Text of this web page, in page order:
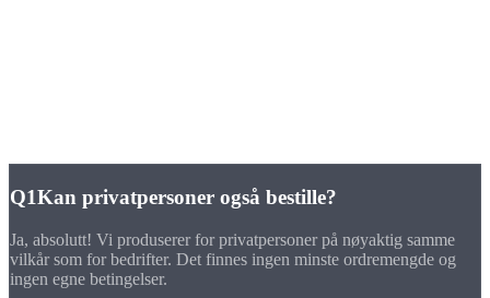
Q1Kan privatpersoner også bestille?
Ja, absolutt! Vi produserer for privatpersoner på nøyaktig samme
vilkår som for bedrifter. Det finnes ingen minste ordremengde og
ingen egne betingelser.